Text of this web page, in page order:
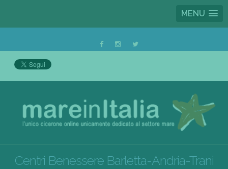
MENU
Centri Benessere Barletta-Andria-Trani